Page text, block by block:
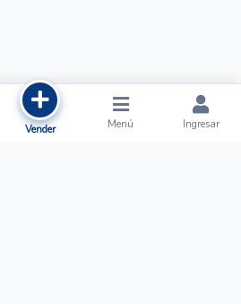
Vender Menú Ingresar